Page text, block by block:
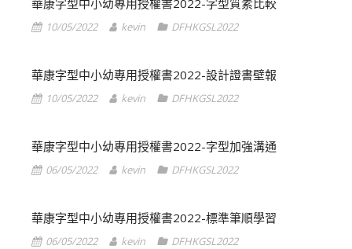
華康字型中小幼專用授權書2022-字型質素比較
10/05/2022 kevin DFHKGSL2022
華康字型中小幼專用授權書2022-設計證書壁報
10/05/2022 kevin DFHKGSL2022
華康字型中小幼專用授權書2022-字型加強溝通
06/05/2022 kevin DFHKGSL2022
華康字型中小幼專用授權書2022-標準筆順學習
06/05/2022 kevin DFHKGSL2022